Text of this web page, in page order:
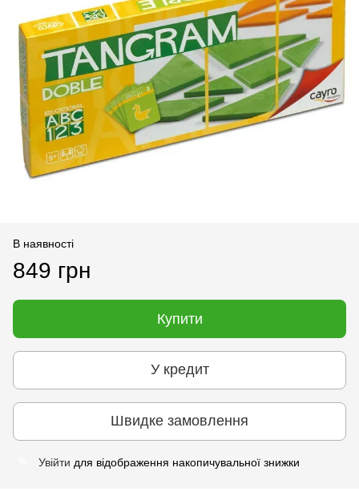
В наявності
849 грн
Купити
У кредит
Швидке замовлення
Увійти для відображення накопичувальної знижки